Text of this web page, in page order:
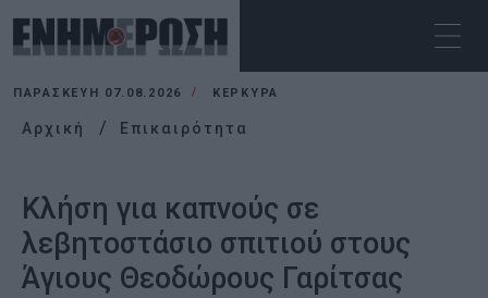
ΠΑΡΑΣΚΕΥΉ 07.08.2026 ΚΕΡΚΥΡΑ
Αρχική Επικαιρότητα
Κλήση για καπνούς σε
λεβητοστάσιο σπιτιού στους
Άγιους Θεοδώρους Γαρίτσας